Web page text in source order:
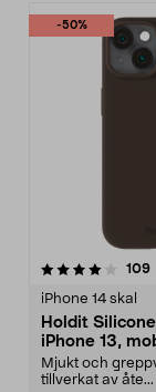
-50%
109
iPhone 14 skal
Holdit
iPhone 13,
Mjukt och
tillverkat av åte...
4.5 av 5